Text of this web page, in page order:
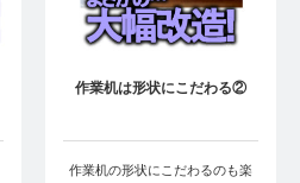
作業机は形状にこだわる②
作業机の形状にこだわるのも楽